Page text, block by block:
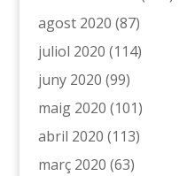
agost 2020 (87)
juliol 2020 (114)
juny 2020 (99)
maig 2020 (101)
abril 2020 (113)
març 2020 (63)